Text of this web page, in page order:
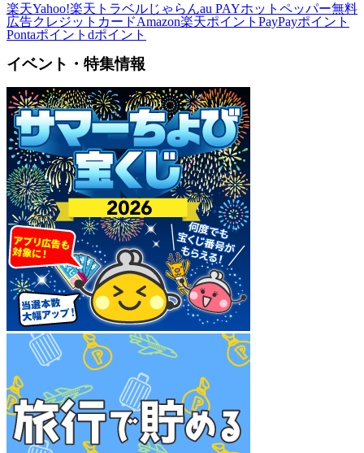
楽天Yahoo!楽天トラベルじゃらんau PAYホットペッパー無料
広告クレジットカードAmazon楽天ポイント PayPayポイント
Pontaポイント dポイント
イベント・特集情報